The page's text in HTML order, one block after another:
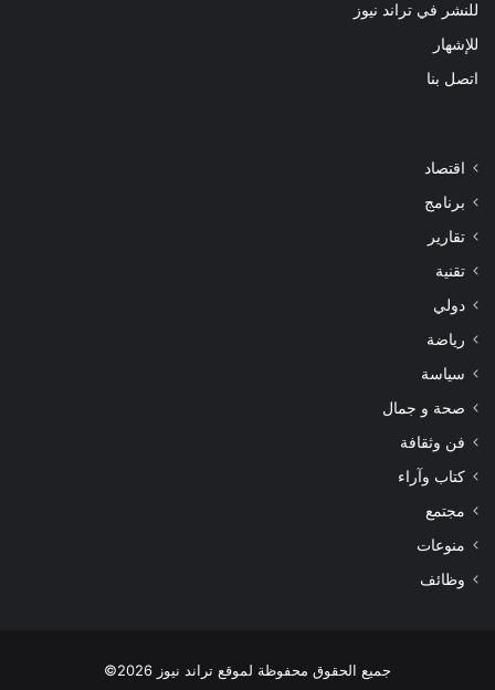
للنشر في تراند نيوز
للإشهار
اتصل بنا
اقتصاد
برنامج
تقارير
تقنية
دولي
رياضة
سياسة
صحة و جمال
فن وثقافة
كتاب وآراء
مجتمع
منوعات
وظائف
جميع الحقوق محفوظة لموقع تراند نيوز 2026©